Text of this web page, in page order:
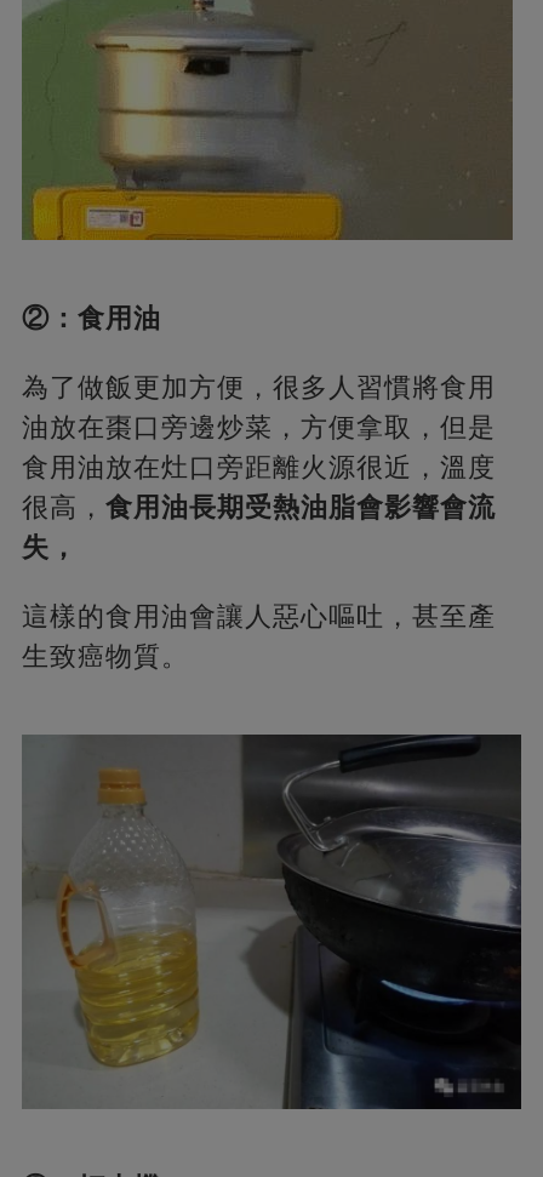
②：食用油
為了做飯更加方便，很多人習慣將食用
油放在棗口旁邊炒菜，方便拿取，但是
食用油放在灶口旁距離火源很近，溫度
很高， 食用油長期受熱油脂會影響會流
失，
這樣的食用油會讓人惡心嘔吐，甚至產
生致癌物質。